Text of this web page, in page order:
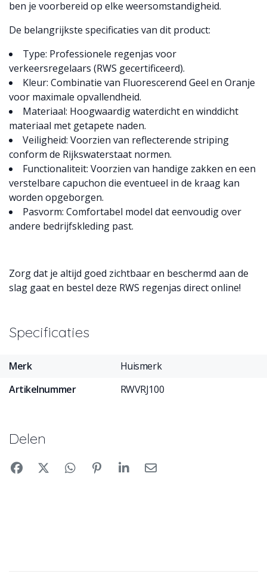
ben je voorbereid op elke weersomstandigheid.
De belangrijkste specificaties van dit product:
Type: Professionele regenjas voor
verkeersregelaars (RWS gecertificeerd).
Kleur: Combinatie van Fluorescerend Geel en Oranje
voor maximale opvallendheid.
Materiaal: Hoogwaardig waterdicht en winddicht
materiaal met getapete naden.
Veiligheid: Voorzien van reflecterende striping
conform de Rijkswaterstaat normen.
Functionaliteit: Voorzien van handige zakken en een
verstelbare capuchon die eventueel in de kraag kan
worden opgeborgen.
Pasvorm: Comfortabel model dat eenvoudig over
andere bedrijfskleding past.
Zorg dat je altijd goed zichtbaar en beschermd aan de
slag gaat en bestel deze RWS regenjas direct online!
Specificaties
Merk
Huismerk
Artikelnummer
RWVRJ100
Delen